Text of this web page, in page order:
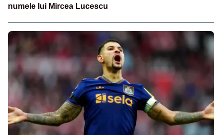
numele lui Mircea Lucescu